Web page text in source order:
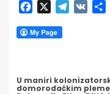
Facebook Telegram
VK
U maniri
domorodačkim